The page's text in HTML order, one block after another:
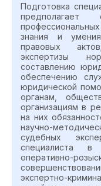
Подготовка
предполагает
знания и
правовых
экспертизы
составлению
обеспечению
юридической
органам,
организациям в
на них
научно-
судебных
специалиста в
оперативно-
экспертно-